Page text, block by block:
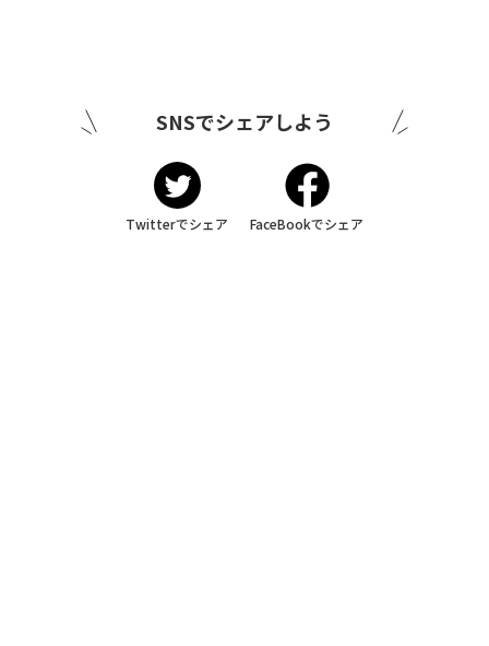
SNSでシェアしよう
Twitterでシェア FaceBookでシェア